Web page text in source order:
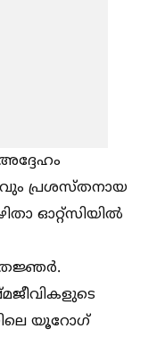
പ്രശസ്തനായ
ഓറ്റ്‌സിയില്‍
യൂറോഗ്